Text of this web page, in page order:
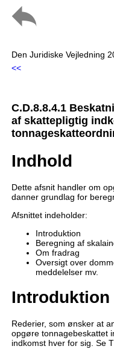
Den Juridiske Vejledning
<<
C.D.8.8.4.1
af skattepligtig
Indhold
Dette afsnit handler om
danner grundlag for
Afsnittet indeholder:
Introduktion
Beregning af
Om fradrag
Oversigt over
meddelelser mv.
Introduktion
Rederier, som ønsker at
opgøre tonnagebeskattet
indkomst hver for sig. Se